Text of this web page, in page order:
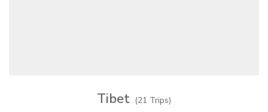
Tibet (21 Trips)